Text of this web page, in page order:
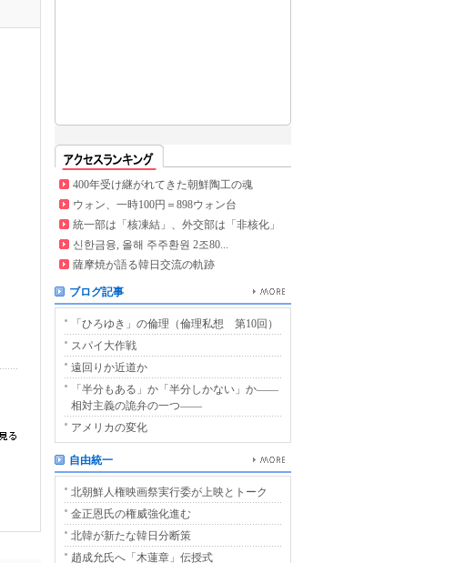
400年受け継がれてきた朝鮮陶工の魂
ウォン、一時100円＝898ウォン台
統一部は「核凍結」、外交部は「非核化」
신한금융, 올해 주주환원 2조80...
薩摩焼が語る韓日交流の軌跡
ブログ記事
「ひろゆき」の倫理（倫理私想 第10回）
スパイ大作戦
遠回りか近道か
「半分もある」か「半分しかない」か――
相対主義の詭弁の一つ――
アメリカの変化
自由統一
北朝鮮人権映画祭実行委が上映とトーク
金正恩氏の権威強化進む
北韓が新たな韓日分断策
趙成允氏へ「木蓮章」伝授式